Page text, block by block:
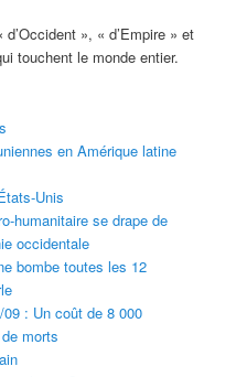
», « d’Empire » et
touchent le monde entier.
en Amérique latine
Unis
humanitaire se drape de
occidentale
bombe toutes les 12
: Un coût de 8 000
morts